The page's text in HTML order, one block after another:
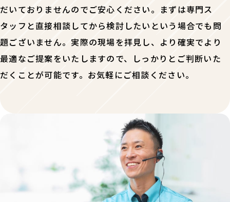
だいておりませんのでご安心ください。まずは専門ス
タッフと直接相談してから検討したいという場合でも問
題ございません。実際の現場を拝見し、より確実でより
最適なご提案をいたしますので、しっかりとご判断いた
だくことが可能です。お気軽にご相談ください。